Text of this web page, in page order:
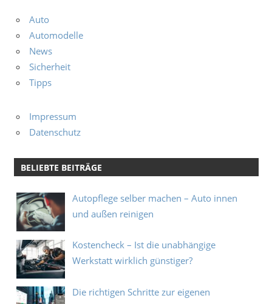
Auto
Automodelle
News
Sicherheit
Tipps
Impressum
Datenschutz
BELIEBTE BEITRÄGE
Autopflege selber machen – Auto innen
und außen reinigen
Kostencheck – Ist die unabhängige
Werkstatt wirklich günstiger?
Die richtigen Schritte zur eigenen